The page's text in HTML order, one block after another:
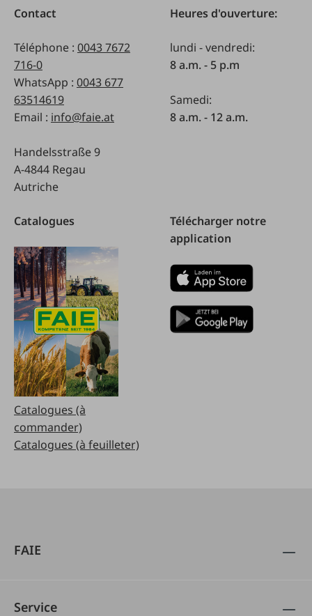
Contact
Téléphone : 0043 7672
716-0
WhatsApp : 0043 677
63514619
Email : info@faie.at
Handelsstraße 9
A-4844 Regau
Autriche
Heures d'ouverture:
lundi - vendredi:
8 a.m. - 5 p.m
Samedi:
8 a.m. - 12 a.m.
Catalogues
Catalogues (à
commander)
Catalogues (à feuilleter)
Télécharger notre
application
FAIE
Service